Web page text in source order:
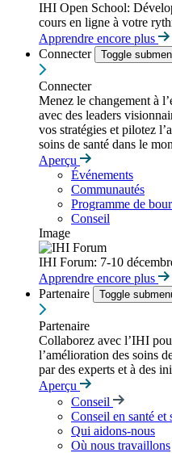
IHI Open School:
cours en ligne à votre
Apprendre encore plus
Connecter
Toggle
Connecter
Menez le changement à
avec des leaders
vos stratégies et pilotez
soins de santé dans le
Aperçu
Événements
Communautés
Programme de
Conseil
Image
IHI Forum: 7-10
Apprendre encore plus
Partenaire
Toggle
Partenaire
Collaborez avec l’IHI
l’amélioration des soins
par des experts et à des
Aperçu
Conseil
Conseil en santé et
Qui aidons-nous
Où nous travaillons